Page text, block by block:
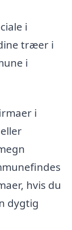
i
træer i
i
i
hvis du
dygtig